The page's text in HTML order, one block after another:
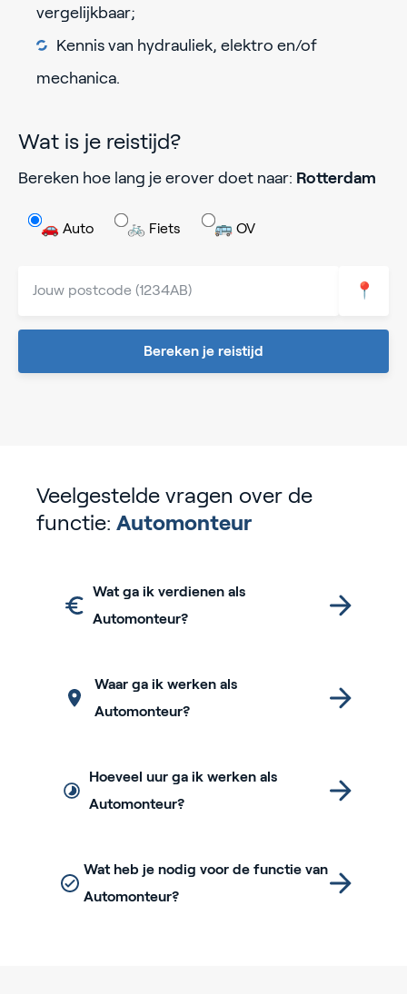
vergelijkbaar;
Kennis van hydrauliek, elektro en/of
mechanica.
Wat is je reistijd?
Bereken hoe lang je erover doet naar: Rotterdam
🚗 Auto 🚲 Fiets 🚌 OV
📍
Bereken je reistijd
Veelgestelde vragen over de
functie: Automonteur
Wat ga ik verdienen als
Automonteur?
Waar ga ik werken als
Automonteur?
Hoeveel uur ga ik werken als
Automonteur?
Wat heb je nodig voor de functie van
Automonteur?